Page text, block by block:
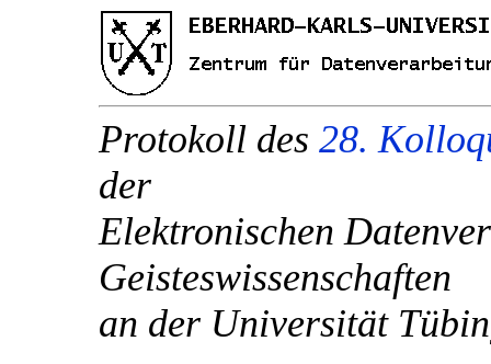
Protokoll des 28.
der
Elektronischen
Geisteswissenschaften
an der Universität